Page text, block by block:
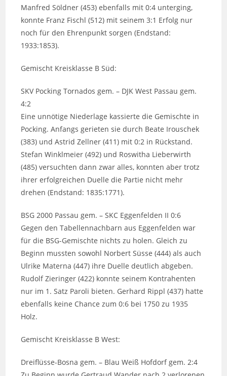
Manfred Söldner (453) ebenfalls mit 0:4 unterging,
konnte Franz Fischl (512) mit seinem 3:1 Erfolg nur
noch für den Ehrenpunkt sorgen (Endstand:
1933:1853).
Gemischt Kreisklasse B Süd:
SKV Pocking Tornados gem. – DJK West Passau gem.
4:2
Eine unnötige Niederlage kassierte die Gemischte in
Pocking. Anfangs gerieten sie durch Beate Irouschek
(383) und Astrid Zellner (411) mit 0:2 in Rückstand.
Stefan Winklmeier (492) und Roswitha Lieberwirth
(485) versuchten dann zwar alles, konnten aber trotz
ihrer erfolgreichen Duelle die Partie nicht mehr
drehen (Endstand: 1835:1771).
BSG 2000 Passau gem. – SKC Eggenfelden II 0:6
Gegen den Tabellennachbarn aus Eggenfelden war
für die BSG-Gemischte nichts zu holen. Gleich zu
Beginn mussten sowohl Norbert Süsse (444) als auch
Ulrike Materna (447) ihre Duelle deutlich abgeben.
Rudolf Zieringer (422) konnte seinem Kontrahenten
nur im 1. Satz Paroli bieten. Gerhard Rippl (437) hatte
ebenfalls keine Chance zum 0:6 bei 1750 zu 1935
Holz.
Gemischt Kreisklasse B West:
Dreiflüsse-Bosna gem. – Blau Weiß Hofdorf gem. 2:4